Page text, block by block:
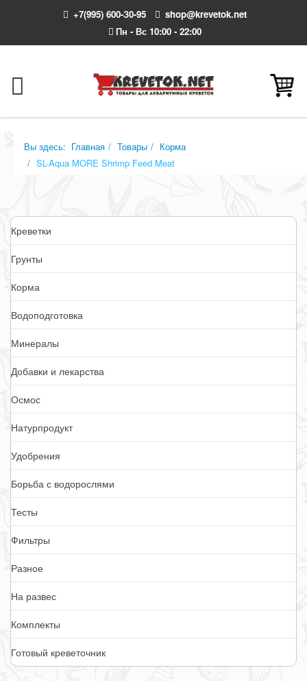
+7(995) 600-З0-95
shop@krevetok.net
Пн - Вс 10:00 - 22:00
Вы здесь: Главная Товары
Корма
SL-Aqua MORE Shrimp Feed Meat
Креветки
Грунты
Корма
Водоподготовка
Минералы
Добавки и лекарства
Осмос
Натурпродукт
Удобрения
Борьба с водорослями
Тесты
Фильтры
Разное
На развес
Комплекты
Готовый креветочник